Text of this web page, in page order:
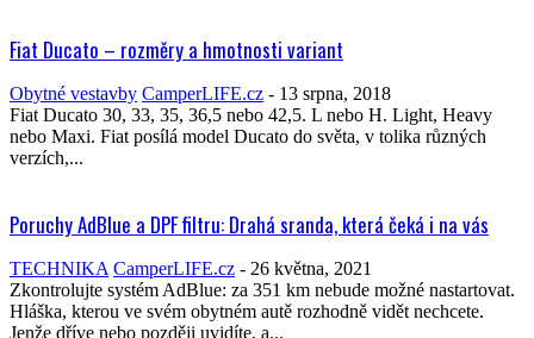
Fiat Ducato – rozměry a hmotnosti variant
Obytné vestavby CamperLIFE.cz - 13 srpna, 2018
Fiat Ducato 30, 33, 35, 36,5 nebo 42,5. L nebo H. Light, Heavy
nebo Maxi. Fiat posílá model Ducato do světa, v tolika různých
verzích,...
Poruchy AdBlue a DPF filtru: Drahá sranda, která čeká i na vás
TECHNIKA CamperLIFE.cz - 26 května, 2021
Zkontrolujte systém AdBlue: za 351 km nebude možné nastartovat.
Hláška, kterou ve svém obytném autě rozhodně vidět nechcete.
Jenže dříve nebo později uvidíte, a...